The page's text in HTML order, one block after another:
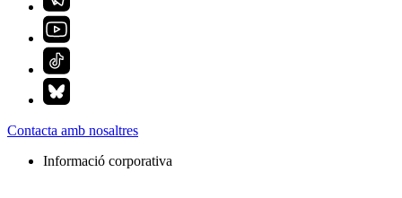
Contacta amb nosaltres
Informació corporativa